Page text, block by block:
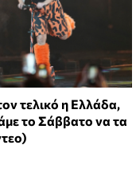
τελικό η Ελλάδα,
το Σάββατο να τα